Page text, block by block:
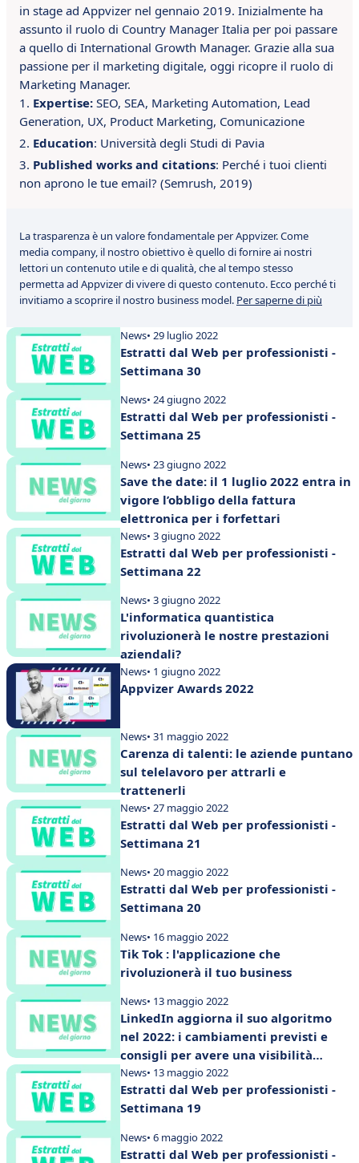
in stage ad Appvizer nel gennaio 2019. Inizialmente ha
assunto il ruolo di Country Manager Italia per poi passare
a quello di International Growth Manager. Grazie alla sua
passione per il marketing digitale, oggi ricopre il ruolo di
Marketing Manager.
Expertise: SEO, SEA, Marketing Automation, Lead
Generation, UX, Product Marketing, Comunicazione
Education: Università degli Studi di Pavia
Published works and citations: Perché i tuoi clienti
non aprono le tue email? (Semrush, 2019)
La trasparenza è un valore fondamentale per Appvizer. Come
media company, il nostro obiettivo è quello di fornire ai nostri
lettori un contenuto utile e di qualità, che al tempo stesso
permetta ad Appvizer di vivere di questo contenuto. Ecco perché ti
invitiamo a scoprire il nostro business model. Per saperne di più
News• 29 luglio 2022
Estratti dal Web per professionisti -
Settimana 30
News• 24 giugno 2022
Estratti dal Web per professionisti -
Settimana 25
News• 23 giugno 2022
Save the date: il 1 luglio 2022 entra in
vigore l’obbligo della fattura
elettronica per i forfettari
News• 3 giugno 2022
Estratti dal Web per professionisti -
Settimana 22
News• 3 giugno 2022
L'informatica quantistica
rivoluzionerà le nostre prestazioni
aziendali?
News• 1 giugno 2022
Appvizer Awards 2022
News• 31 maggio 2022
Carenza di talenti: le aziende puntano
sul telelavoro per attrarli e
trattenerli
News• 27 maggio 2022
Estratti dal Web per professionisti -
Settimana 21
News• 20 maggio 2022
Estratti dal Web per professionisti -
Settimana 20
News• 16 maggio 2022
Tik Tok : l'applicazione che
rivoluzionerà il tuo business
News• 13 maggio 2022
LinkedIn aggiorna il suo algoritmo
nel 2022: i cambiamenti previsti e
consigli per avere una visibilità
maggiore
News• 13 maggio 2022
Estratti dal Web per professionisti -
Settimana 19
News• 6 maggio 2022
Estratti dal Web per professionisti -